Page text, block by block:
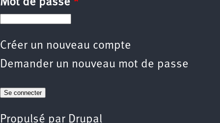
Mot de passe *
Créer un nouveau compte
Demander un nouveau mot de passe
Propulsé par Drupal